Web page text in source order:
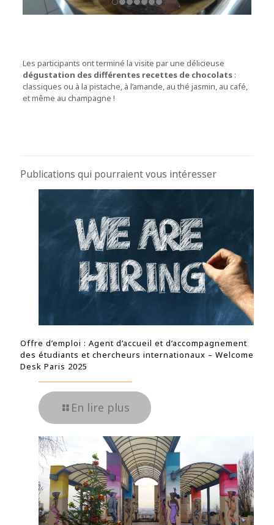
Les participants ont terminé la visite par une délicieuse
dégustation des différentes recettes de chocolats:
classiques ou à la pistache, à l’amande, au thé jasmin, au café,
et même au champagne !
Publications qui pourraient vous intéresser
Offre d’emploi : Agent d’accueil et d’accompagnement
des étudiants et chercheurs internationaux – Welcome
Desk Paris 2025
En lire plus